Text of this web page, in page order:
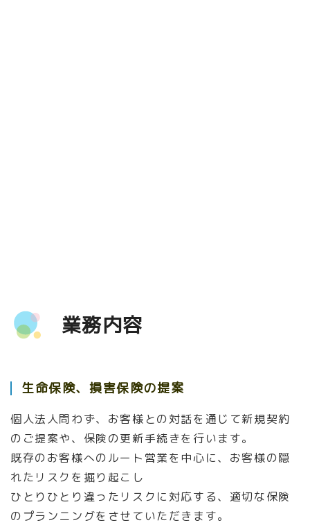
最適プランをコンサルティングする仕事です。
個人法人
問わず、様々なお客様と出会うことで
業務内容
生命保険、 損害保険の提案
個人法人問わず、お客様との対話を通じて新規契約
のご提案や、保険の更新手続きを行います。
既存のお客様へのルート営業を中心に、お客様の隠
れたリスクを掘り起こし
ひとりひとり違ったリスクに対応する、適切な保険
のプランニングをさせていただきます。